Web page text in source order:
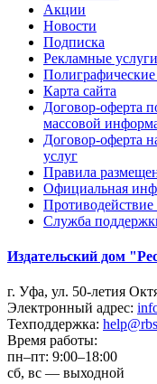
Акции
Новости
Подписка
Рекламные услуги
Полиграфические
Карта сайта
Договор-оферта
массовой
Договор-оферта
услуг
Правила
Официальная
Cлужба
Издательский дом
г. Уфа, ул. 50-летия
Электронный адрес:
Техподдержка:
Время работы:
пн–пт: 9:00–18:00
сб, вс — выходной